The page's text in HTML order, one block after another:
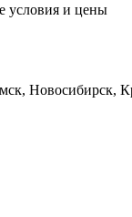
условия и цены
Новосибирск,